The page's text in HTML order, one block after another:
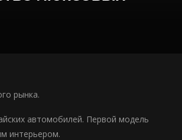
рынка.
автомобилей. Первой модель
интерьером.